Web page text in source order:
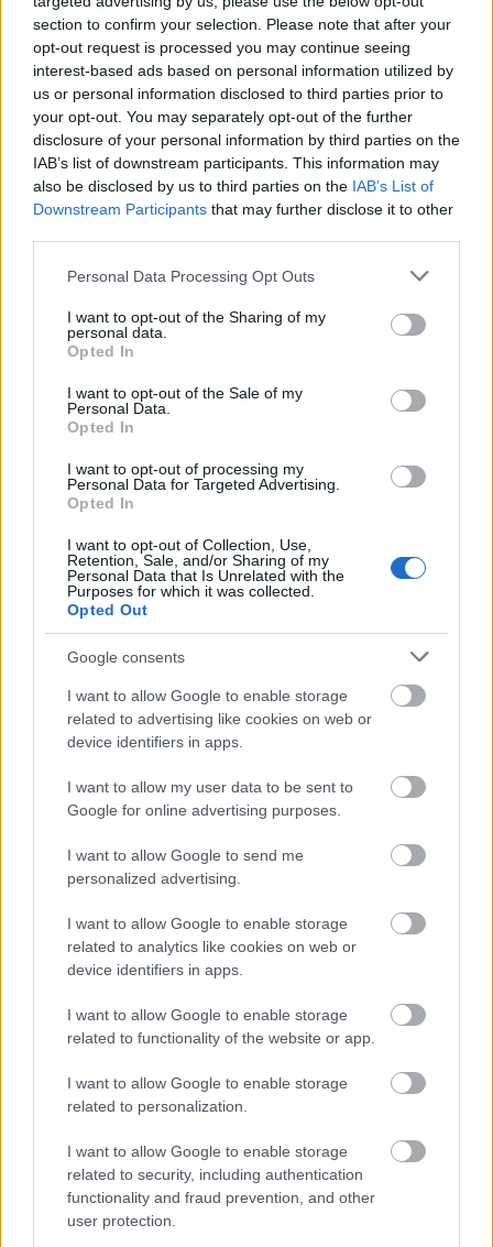
section to confirm your selection. Please note that after your
opt-out request is processed you may continue seeing
interest-based ads based on personal information utilized by
us or personal information disclosed to third parties prior to
your opt-out. You may separately opt-out of the further
disclosure of your personal information by third parties on the
IAB’s list of downstream participants. This information may
also be disclosed by us to third parties on the IAB’s List of
Downstream Participants that may further disclose it to other
Please note that this website/app uses one or more Google
not limited to your visit or usage behaviour. You may click to
grant or deny consent to Google and its third-party tags to
use your data for below specified purposes in below Google
consent section.
Personal Data Processing Opt Outs
I want to opt-out of the Sharing of my
personal data.
Opted In
I want to opt-out of the Sale of my
Personal Data.
Opted In
I want to opt-out of processing my
Personal Data for Targeted Advertising.
Opted In
I want to opt-out of Collection, Use,
Retention, Sale, and/or Sharing of my
Personal Data that Is Unrelated with the
Purposes for which it was collected.
Opted Out
Google consents
I want to allow Google to enable storage
related to advertising like cookies on web or
device identifiers in apps.
I want to allow my user data to be sent to
Google for online advertising purposes.
I want to allow Google to send me
personalized advertising.
I want to allow Google to enable storage
related to analytics like cookies on web or
device identifiers in apps.
I want to allow Google to enable storage
related to functionality of the website or app.
I want to allow Google to enable storage
related to personalization.
I want to allow Google to enable storage
related to security, including authentication
functionality and fraud prevention, and other
user protection.
előtt Kálmán Imre szobrát. Veres Gábor alkotása egy
padon ülve, teátrumunk felé fordulva, békésen
szivarozva ábrázolja a komponistát. Az alkotás a
zenés színházat, s különösen az operettet szerető
közönség, magánemberek és cégek adakozásából
jött létre, a Pesti Broadway Alapítvány
közreműködésével. Az ötlet egyébként, hogy végre
Budapesten is legyen szobra Kálmán Imrének, az
Operett direktorától, Kerényi Miklós Gábortól
eszébe!
A szoboravató ünnepség után Színházunkban
nagyszabású gálát rendezünk magyar és
a zeneszerző népszerű és kevésbé ismert dallamai
csendülnek fel, gyakran, illetve ritkábban játszott
operettjeiből egyaránt. Hallható lesz természetesen
részlet a Csárdáskirálynőből, a Marica grófnőből, A
cirkuszhercegnőből, s A montmartre-i ibolyából, de
Az ördöglovasból, A csikágói hercegnőből, A
cigányprímásból, a Zsuzsi kisasszonyból és A
bajadérból is felcsendülnek melódiák. Méghozzá
nem csak a már megszokott nyelveken, magyarul
vagy németül. Hiszen színházunk ismert művészei
mellett fellépnek a bécsi Volksoper, a prágai Karlín
Színház, a szentpétervári Zenés Komédia Színház
neves énekesei is. Itt lesz, s énekel nekünk
Szentpétervárról Karina Csepurnova, Alexander
Trofimov, Olga Lozovaja és Ivan Koritov, Prágából
Pavla Břínková, Aleš Briscein és Jan Ježek, valamint
az osztrák fővárosból Marko Kathol. Az esten
bemutatkoznak és dirigálnak a nemzetközi
Napja alkalmából beszédet mond Schneider Márta,
az Oktatási és Kulturális Minisztérium
Év Operett- és Musicalszínészének adja át a díjakat
Horváth Csaba, főpolgármester-helyettes, aki a
legígéretesebb fiatal tehetségnek járó Marsallbot-
elismerést életművéért.
Érdemes lesz tehát jönni a Budapesti
Operettszínházba, hiszen valóban nemzetközi
sztárgálát láthat a közönség - ezúttal ráadásul nem
csak egyszer, hiszen vasárnap délután és este is
megismételjük ünnepi műsorunkat.
Október 21-én délelőtt egyébként még két